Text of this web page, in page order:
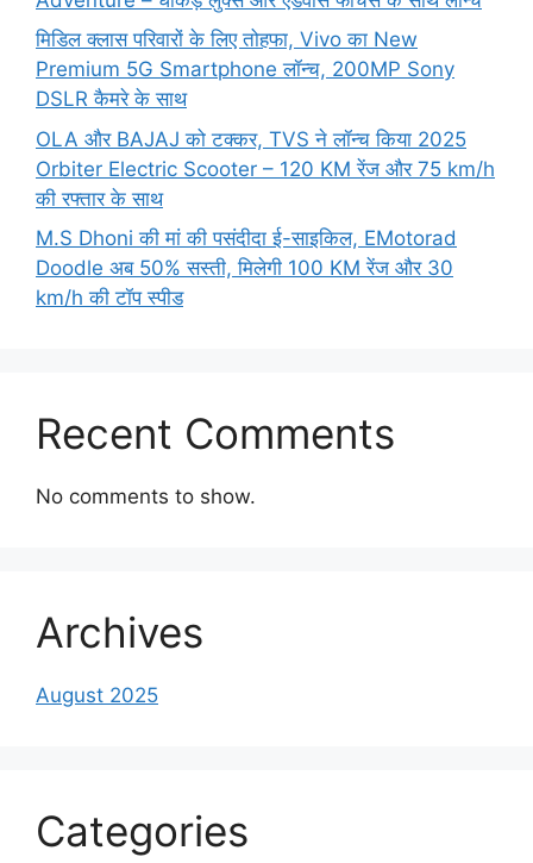
मिडिल क्लास परिवारों के लिए तोहफा, Vivo का New
Premium 5G Smartphone लॉन्च, 200MP Sony
DSLR कैमरे के साथ
OLA और BAJAJ को टक्कर, TVS ने लॉन्च किया 2025
Orbiter Electric Scooter – 120 KM रेंज और 75 km/h
की रफ्तार के साथ
M.S Dhoni की मां की पसंदीदा ई-साइकिल, EMotorad
Doodle अब 50% सस्ती, मिलेगी 100 KM रेंज और 30
km/h की टॉप स्पीड
Recent Comments
No comments to show.
Archives
August 2025
Categories